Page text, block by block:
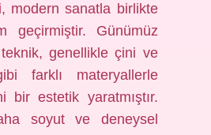
modern sanatla birlikte
geçirmiştir. Günümüz
genellikle çini ve
farklı materyallerle
bir estetik yaratmıştır.
soyut ve deneysel